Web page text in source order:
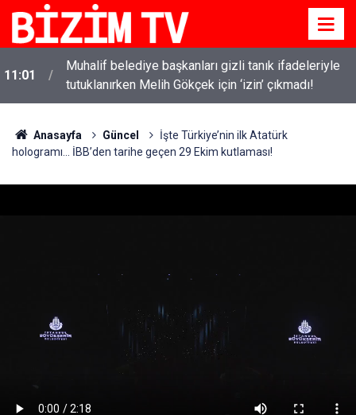
11:01
Muhalif belediye başkanları gizli tanık ifadeleriyle
tutuklanırken Melih Gökçek için ‘izin’ çıkmadı!
Anasayfa Güncel
İşte Türkiye’nin ilk Atatürk
hologramı... İBB’den tarihe geçen 29 Ekim kutlaması!